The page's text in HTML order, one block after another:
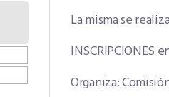
La misma se
INSCRIPCIONES
Organiza: